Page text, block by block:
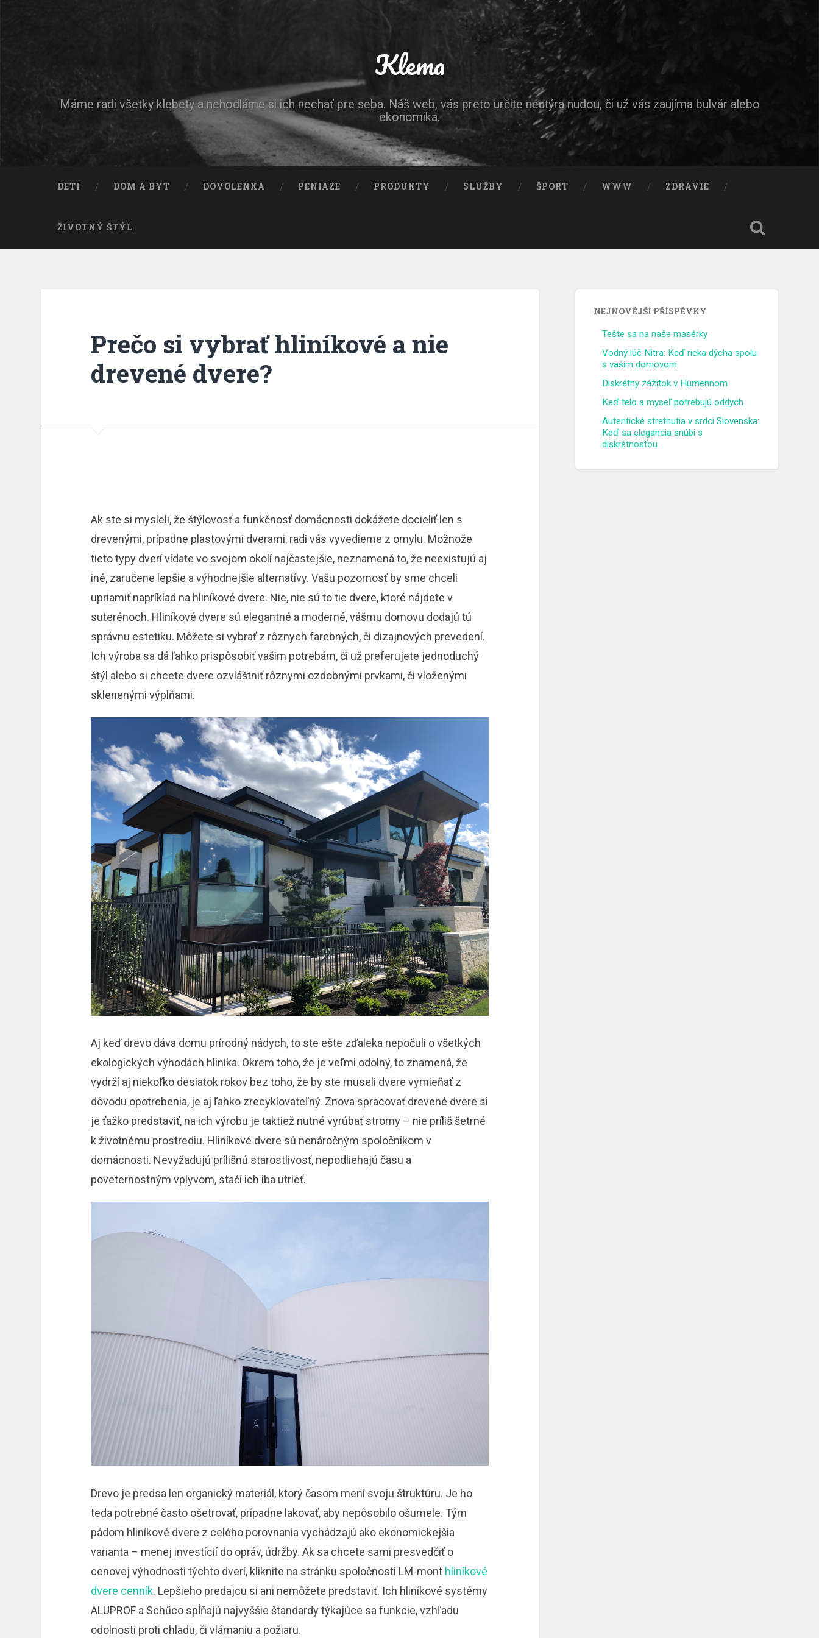
Klema
Máme radi všetky klebety a nehodláme si ich nechať pre seba. Náš web, vás preto určite neutýra nudou, či už vás zaujíma bulvár alebo
ekonomika.
DETI DOM A BYT DOVOLENKA PENIAZE PRODUKTY SLUŽBY ŠPORT WWW ZDRAVIE
ŽIVOTNÝ ŠTÝL
Prečo si vybrať hliníkové a nie
drevené dvere?
Ak ste si mysleli, že štýlovosť a funkčnosť domácnosti dokážete docieliť len s
drevenými, prípadne plastovými dverami, radi vás vyvedieme z omylu. Možnože
tieto typy dverí vídate vo svojom okolí najčastejšie, neznamená to, že neexistujú aj
iné, zaručene lepšie a výhodnejšie alternatívy. Vašu pozornosť by sme chceli
upriamiť napríklad na hliníkové dvere. Nie, nie sú to tie dvere, ktoré nájdete v
suterénoch. Hliníkové dvere sú elegantné a moderné, vášmu domovu dodajú tú
správnu estetiku. Môžete si vybrať z rôznych farebných, či dizajnových prevedení.
Ich výroba sa dá ľahko prispôsobiť vašim potrebám, či už preferujete jednoduchý
štýl alebo si chcete dvere ozvláštniť rôznymi ozdobnými prvkami, či vloženými
sklenenými výplňami.
Aj keď drevo dáva domu prírodný nádych, to ste ešte zďaleka nepočuli o všetkých
ekologických výhodách hliníka. Okrem toho, že je veľmi odolný, to znamená, že
vydrží aj niekoľko desiatok rokov bez toho, že by ste museli dvere vymieňať z
dôvodu opotrebenia, je aj ľahko zrecyklovateľný. Znova spracovať drevené dvere si
je ťažko predstaviť, na ich výrobu je taktiež nutné vyrúbať stromy – nie príliš šetrné
k životnému prostrediu. Hliníkové dvere sú nenáročným spoločníkom v
domácnosti. Nevyžadujú prílišnú starostlivosť, nepodliehajú času a
poveternostným vplyvom, stačí ich iba utrieť.
Drevo je predsa len organický materiál, ktorý časom mení svoju štruktúru. Je ho
teda potrebné často ošetrovať, prípadne lakovať, aby nepôsobilo ošumele. Tým
pádom hliníkové dvere z celého porovnania vychádzajú ako ekonomickejšia
varianta – menej investícií do opráv, údržby. Ak sa chcete sami presvedčiť o
cenovej výhodnosti týchto dverí, kliknite na stránku spoločnosti LM-mont hliníkové
dvere cenník. Lepšieho predajcu si ani nemôžete predstaviť. Ich hliníkové systémy
ALUPROF a Schűco spĺňajú najvyššie štandardy týkajúce sa funkcie, vzhľadu
odolnosti proti chladu, či vlámaniu a požiaru.
NEJNOVĚJŠÍ PŘÍSPĚVKY
Tešte sa na naše masérky
Vodný lúč Nitra: Keď rieka dýcha spolu
s vaším domovom
Diskrétny zážitok v Humennom
Keď telo a myseľ potrebujú oddych
Autentické stretnutia v srdci Slovenska:
Keď sa elegancia snúbi s
diskrétnosťou